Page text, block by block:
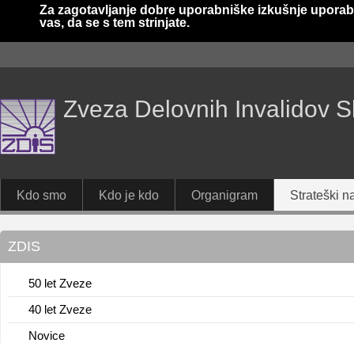
Za zagotavljanje dobre uporabniške izkušnje
vas, da se s tem strinjate.
Zveza Delovnih Invalidov
Kdo smo Kdo je kdo Organigram Strateški
ZDIS
50 let Zveze
40 let Zveze
Novice